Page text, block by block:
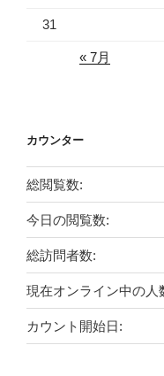
31
« 7月
カウンター
総閲覧数:
今日の閲覧数:
総訪問者数:
現在オンライン中の人
カウント開始日: